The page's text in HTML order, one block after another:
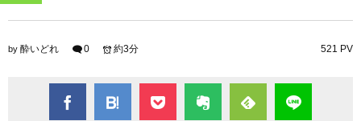
by 酔いどれ 0 521 PV
約3分